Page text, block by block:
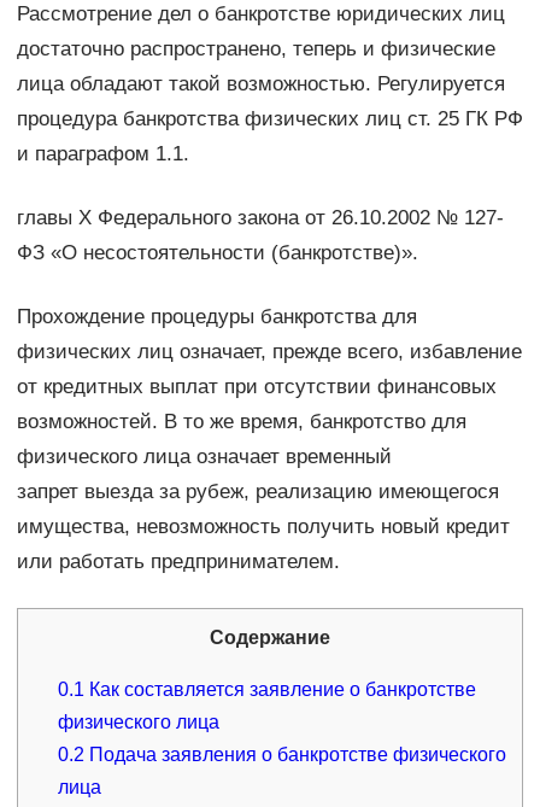
Рассмотрение дел о банкротстве юридических лиц
достаточно распространено, теперь и физические
лица обладают такой возможностью. Регулируется
процедура банкротства физических лиц ст. 25 ГК РФ
и параграфом 1.1.
главы X Федерального закона от 26.10.2002 № 127-
ФЗ «О несостоятельности (банкротстве)».
Прохождение процедуры банкротства для
физических лиц означает, прежде всего, избавление
от кредитных выплат при отсутствии финансовых
возможностей. В то же время, банкротство для
физического лица означает временный
запрет выезда за рубеж, реализацию имеющегося
имущества, невозможность получить новый кредит
или работать предпринимателем.
Содержание
0.1 Как составляется заявление о банкротстве
физического лица
0.2 Подача заявления о банкротстве физического
лица